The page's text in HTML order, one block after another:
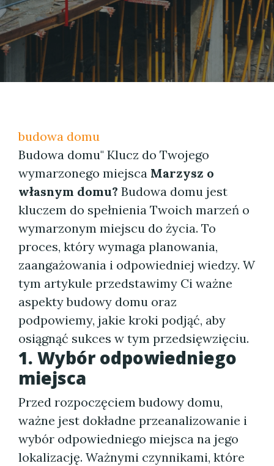
budowa domu
Budowa domu" Klucz do Twojego
wymarzonego miejsca Marzysz o
własnym domu? Budowa domu jest
kluczem do spełnienia Twoich marzeń o
wymarzonym miejscu do życia. To
proces, który wymaga planowania,
zaangażowania i odpowiedniej wiedzy. W
tym artykule przedstawimy Ci ważne
aspekty budowy domu oraz
podpowiemy, jakie kroki podjąć, aby
osiągnąć sukces w tym przedsięwzięciu.
1. Wybór odpowiedniego
miejsca
Przed rozpoczęciem budowy domu,
ważne jest dokładne przeanalizowanie i
wybór odpowiedniego miejsca na jego
lokalizację. Ważnymi czynnikami, które